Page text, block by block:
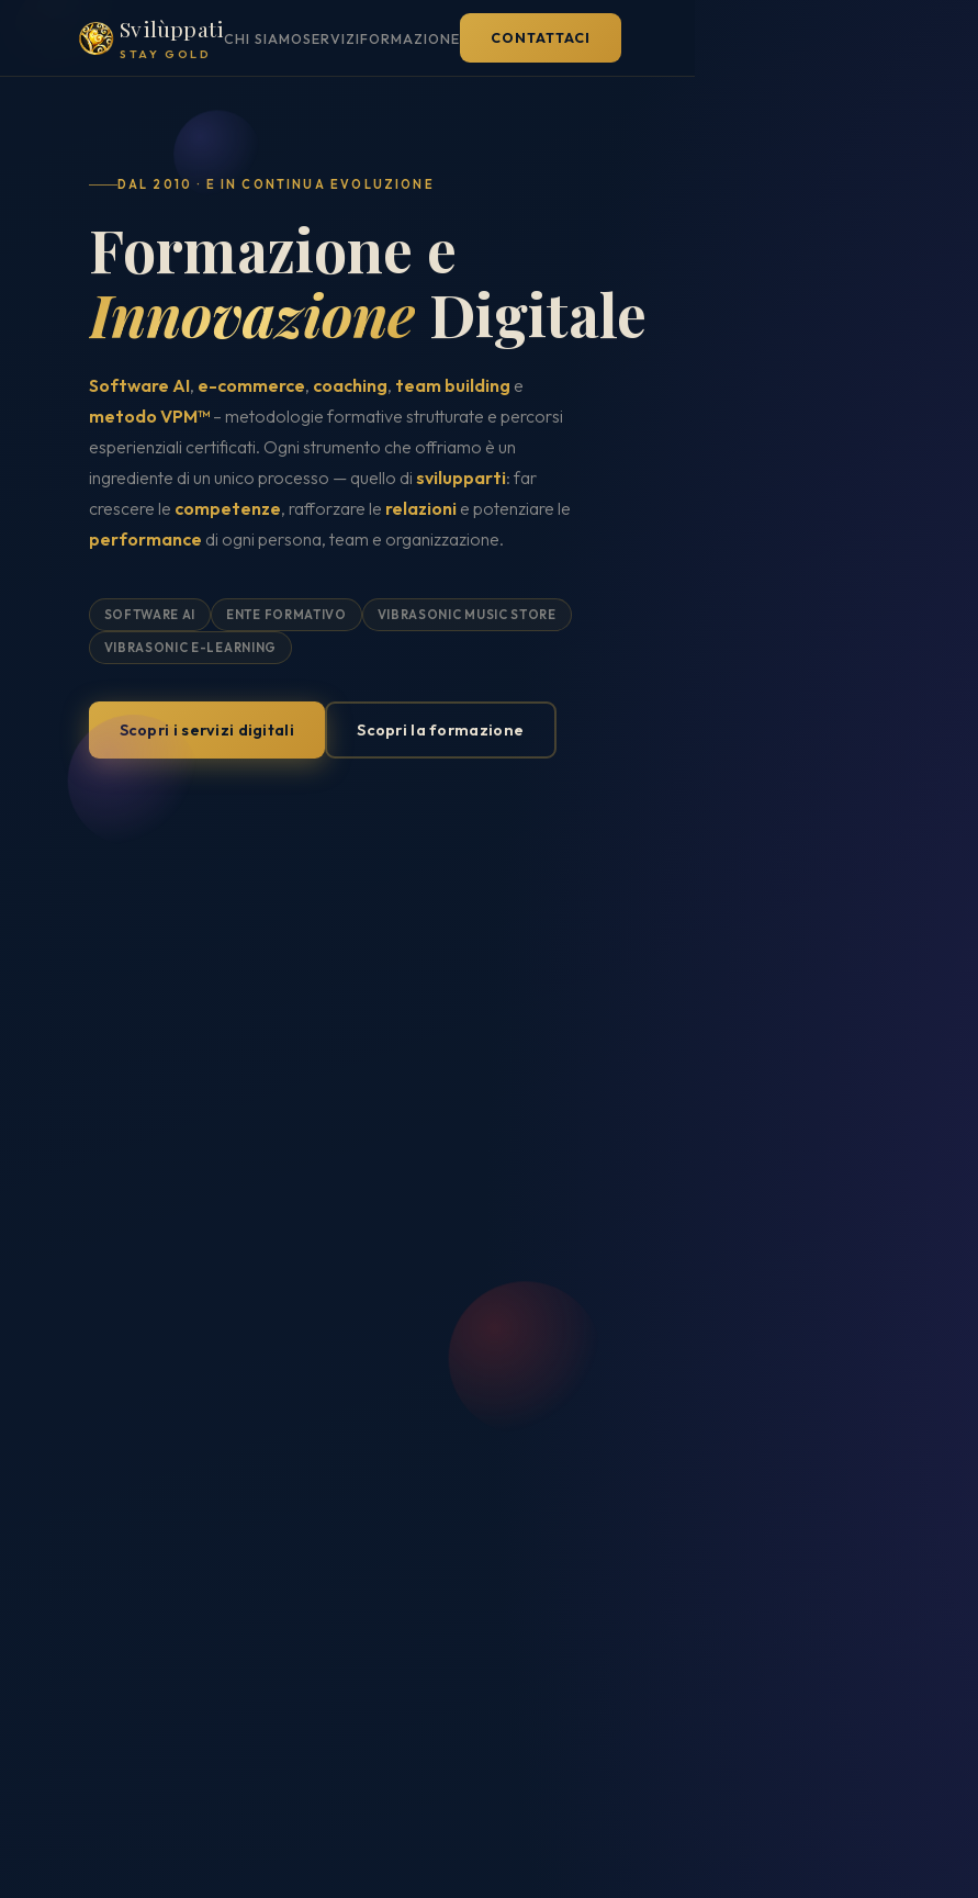
Svilùppati
STAY GOLD
CHI SIAMOSERVIZIFORMAZIONE CONTATTACI
DAL 2010 · E IN CONTINUA EVOLUZIONE
Formazione e
InnovazioneDigitale
Software AI, e-commerce, coaching, team building e
metodo VPM™– metodologie formative strutturate e percorsi
esperienziali certificati. Ogni strumento che offriamo è un
ingrediente di un unico processo — quello di svilupparti: far
crescere le competenze, rafforzare le relazionie potenziare le
performance di ogni persona, team e organizzazione.
SOFTWARE AI ENTE FORMATIVO VIBRASONIC MUSIC STORE
VIBRASONIC E-LEARNING
Scopri i servizi digitali Scopri la formazione